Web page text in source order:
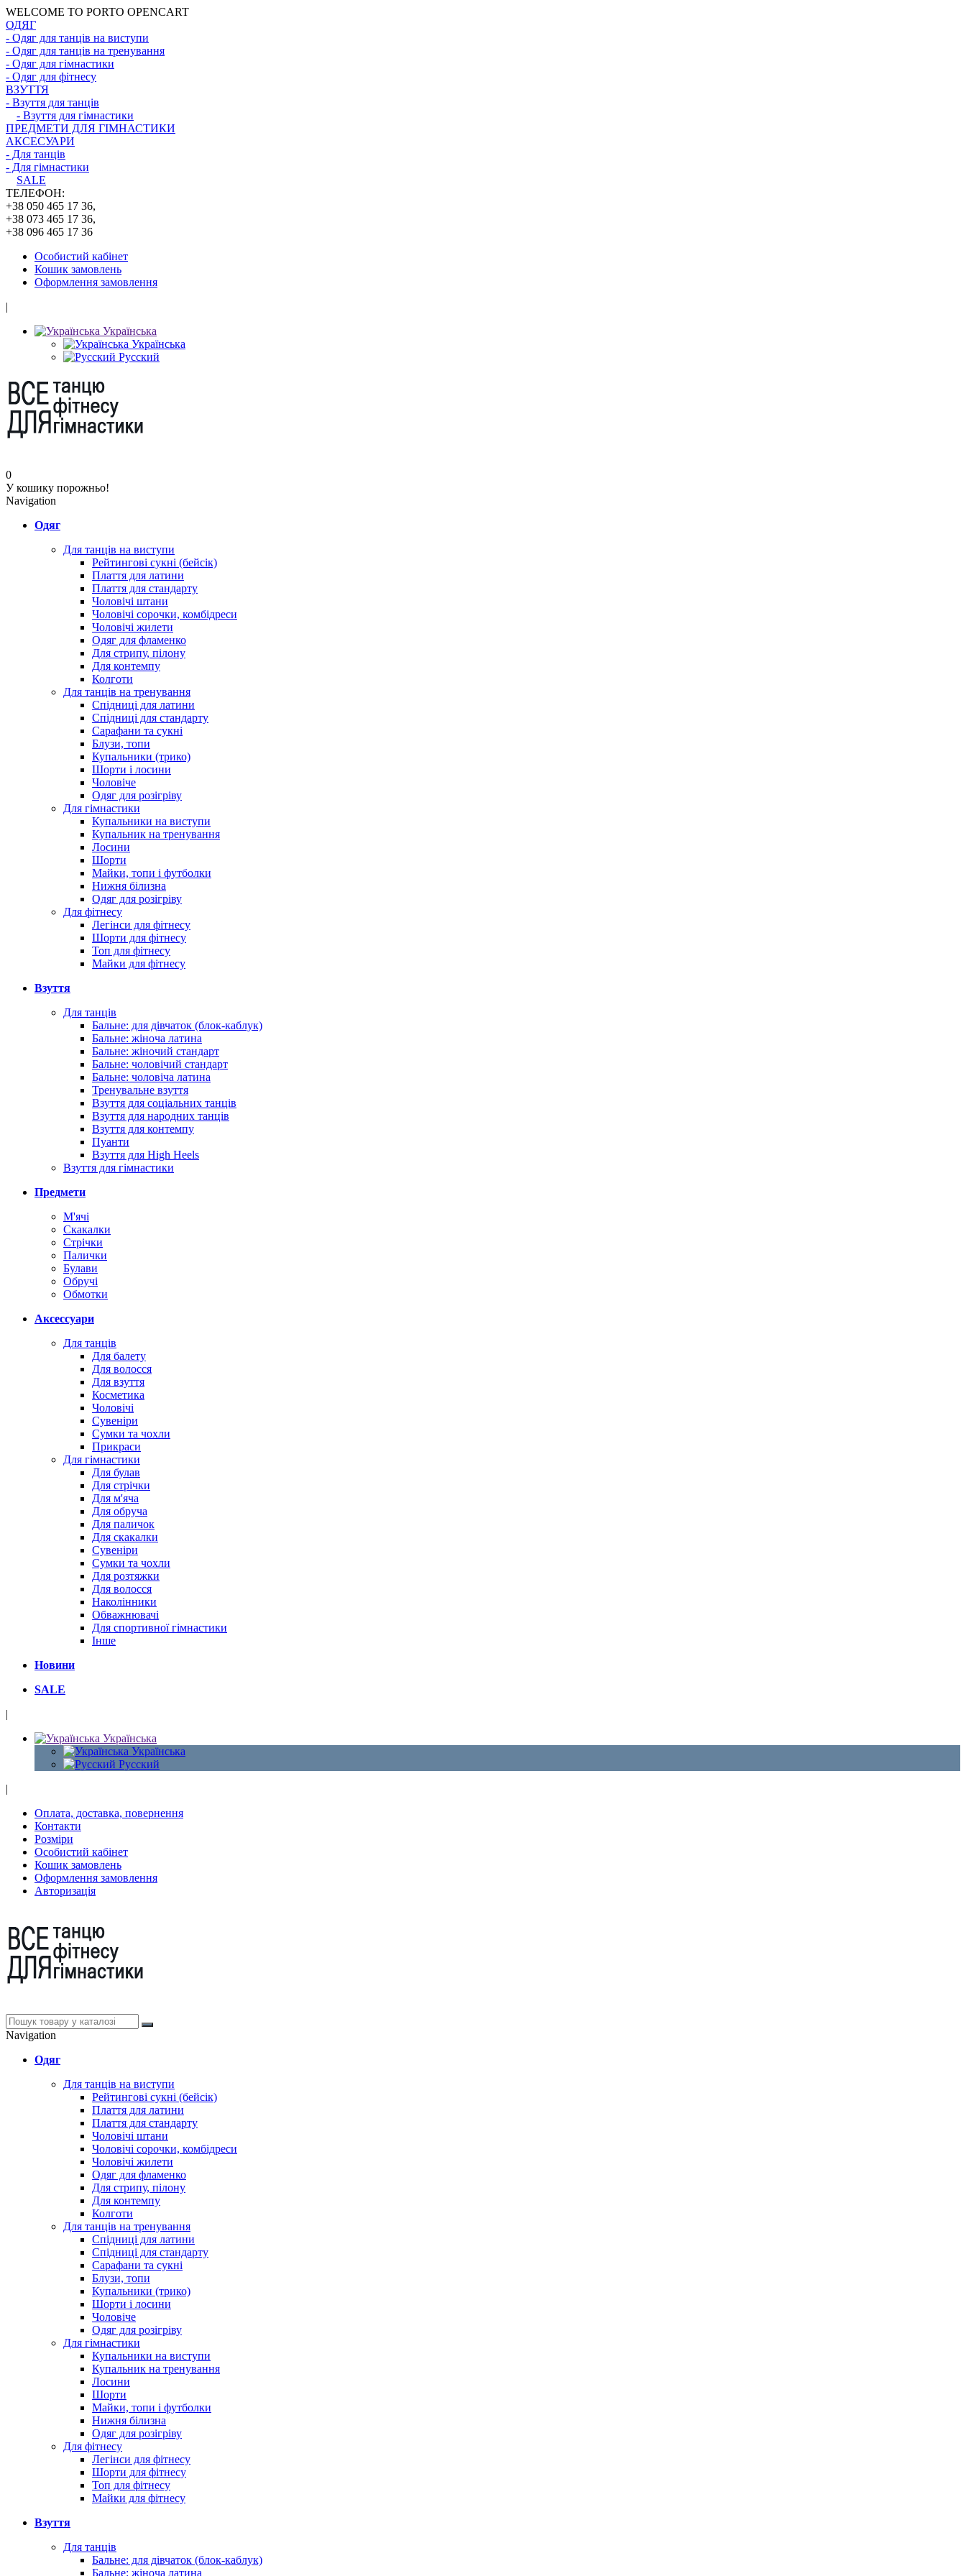
WELCOME TO PORTO OPENCART
ОДЯГ
- Одяг для танців на виступи
- Одяг для танців на тренування
- Одяг для гімнастики
- Одяг для фітнесу
ВЗУТТЯ
- Взуття для танців
- Взуття для гімнастики
ПРЕДМЕТИ ДЛЯ ГІМНАСТИКИ
АКСЕСУАРИ
- Для танців
- Для гімнастики
SALE
ТЕЛЕФОН:
+38 050 465 17 36,
+38 073 465 17 36,
+38 096 465 17 36
Особистий кабінет
Кошик замовлень
Оформлення замовлення
|
Українська
Українська
Русский
0
У кошику порожньо!
Navigation
Одяг
Для танців на виступи
Рейтингові сукні (бейсік)
Плаття для латини
Плаття для стандарту
Чоловічі штани
Чоловічі сорочки, комбідреси
Чоловічі жилети
Одяг для фламенко
Для стрипу, пілону
Для контемпу
Колготи
Для танців на тренування
Спідниці для латини
Спідниці для стандарту
Сарафани та сукні
Блузи, топи
Купальники (трико)
Шорти і лосини
Чоловіче
Одяг для розігріву
Для гімнастики
Купальники на виступи
Купальник на тренування
Лосини
Шорти
Майки, топи і футболки
Нижня білизна
Одяг для розігріву
Для фітнесу
Легінси для фітнесу
Шорти для фітнесу
Топ для фітнесу
Майки для фітнесу
Взуття
Для танців
Бальне: для дівчаток (блок-каблук)
Бальне: жіноча латина
Бальне: жіночий стандарт
Бальне: чоловічий стандарт
Бальне: чоловіча латина
Тренувальне взуття
Взуття для соціальних танців
Взуття для народних танців
Взуття для контемпу
Пуанти
Взуття для High Heels
Взуття для гімнастики
Предмети
М'ячі
Скакалки
Стрічки
Палички
Булави
Обручі
Обмотки
Аксессуари
Для танців
Для балету
Для волосся
Для взуття
Косметика
Чоловічі
Сувеніри
Сумки та чохли
Прикраси
Для гімнастики
Для булав
Для стрічки
Для м'яча
Для обруча
Для паличок
Для скакалки
Сувеніри
Сумки та чохли
Для розтяжки
Для волосся
Наколінники
Обважнювачі
Для спортивної гімнастики
Інше
Новини
SALE
|
Українська
Українська
Русский
|
Оплата, доставка, повернення
Контакти
Розміри
Особистий кабінет
Кошик замовлень
Оформлення замовлення
Авторизація
Navigation
Одяг
Для танців на виступи
Рейтингові сукні (бейсік)
Плаття для латини
Плаття для стандарту
Чоловічі штани
Чоловічі сорочки, комбідреси
Чоловічі жилети
Одяг для фламенко
Для стрипу, пілону
Для контемпу
Колготи
Для танців на тренування
Спідниці для латини
Спідниці для стандарту
Сарафани та сукні
Блузи, топи
Купальники (трико)
Шорти і лосини
Чоловіче
Одяг для розігріву
Для гімнастики
Купальники на виступи
Купальник на тренування
Лосини
Шорти
Майки, топи і футболки
Нижня білизна
Одяг для розігріву
Для фітнесу
Легінси для фітнесу
Шорти для фітнесу
Топ для фітнесу
Майки для фітнесу
Взуття
Для танців
Бальне: для дівчаток (блок-каблук)
Бальне: жіноча латина